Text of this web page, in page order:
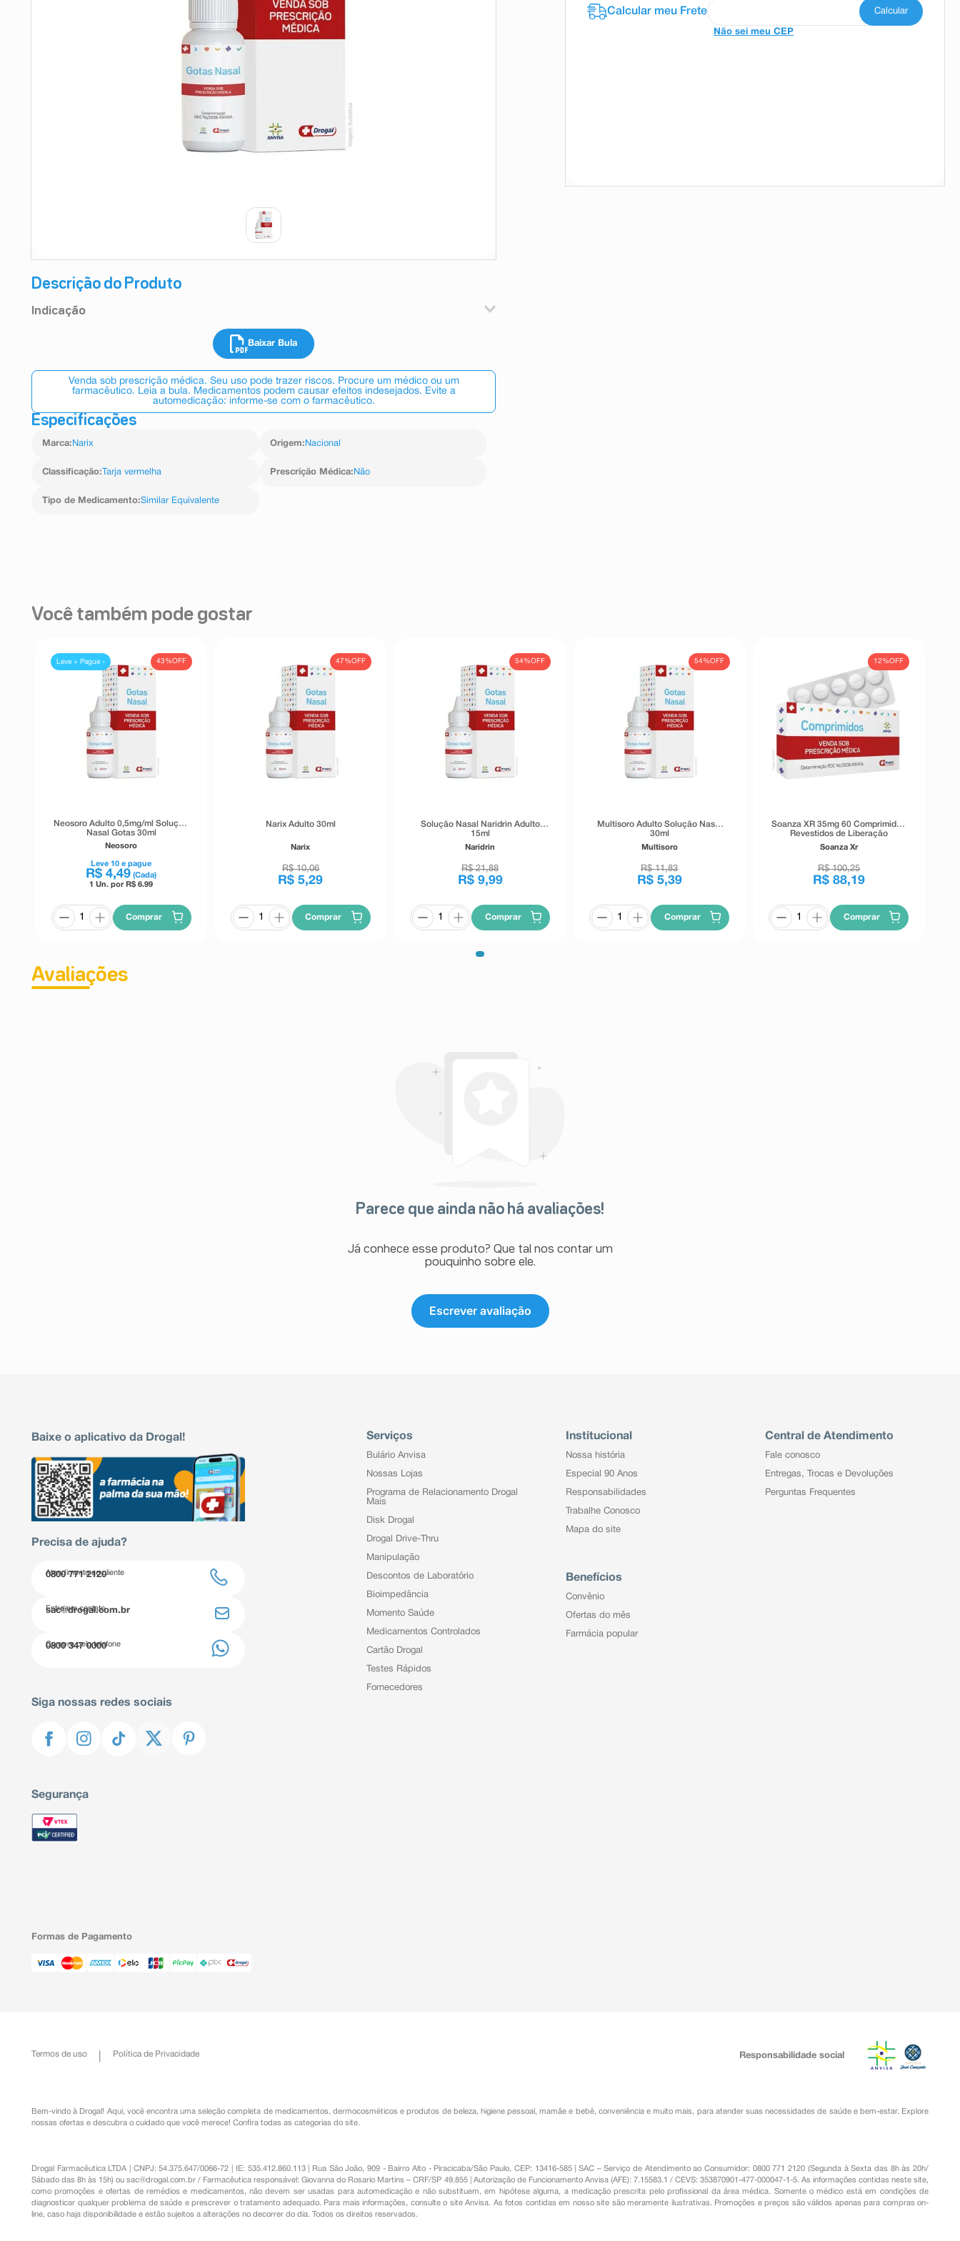
Descrição do Produto
Indicação
O Narix de uso adulto apresenta como princípio ativo cloridrato de nafazolina o qual é um
descongestionante nasal de uso local (mucosa do nariz), com um rápido início de ação
vasoconstritora (aproximadamente 10 minutos) e com efeito prolongado (entre 2 a 6
horas).
Baixar Bula
Venda sob prescrição médica. Seu uso pode trazer riscos. Procure um médico ou um
farmacêutico. Leia a bula. Medicamentos podem causar efeitos indesejados. Evite a
automedicação: informe-se com o farmacêutico.
Especificações
Marca: Narix Origem: Nacional
Classificação: Tarja vermelha Prescrição Médica: Não
Tipo de Medicamento:Similar Equivalente
Não sei meu CEP
Você também pode gostar
43%OFF
Leve + Pague -
Neosoro Adulto 0,5mg/ml Solução
Nasal Gotas 30ml
Neosoro
Leve10 e pague
R$ 4,49 (Cada)
1 Un. por R$6.99
Comprar
47%OFF
Narix Adulto 30ml
Narix
R$ 10,06
R$ 5,29
Comprar
54%OFF
Solução Nasal Naridrin Adulto
15ml
Naridrin
R$ 21,88
R$ 9,99
Comprar
54%OFF
Multisoro Adulto Solução Nasal
30ml
Multisoro
R$ 11,83
R$ 5,39
Comprar
12%OFF
Soanza XR 35mg 60 Comprimidos
Revestidos de Liberação
Prolongada
Soanza Xr
R$ 100,25
R$ 88,19
Comprar
Avaliações
Parece que ainda não há avaliações!
Já conhece esse produto? Que tal nos contar um
pouquinho sobre ele.
Escrever avaliação
Baixe o aplicativo da Drogal!
Precisa de ajuda?
Atendimento ao cliente
0800 771 2120
Entre em contato
sac@drogal.com.br
Compre pelo telefone
0800 347 0000
Siga nossas redes sociais
Segurança
Serviços
Bulário Anvisa
Nossas Lojas
Programa de Relacionamento Drogal
Mais
Disk Drogal
Drogal Drive-Thru
Manipulação
Descontos de Laboratório
Bioimpedância
Momento Saúde
Medicamentos Controlados
Cartão Drogal
Testes Rápidos
Fornecedores
Institucional
Nossa história
Especial 90 Anos
Responsabilidades
Trabalhe Conosco
Mapa do site
Benefícios
Convênio
Ofertas do mês
Farmácia popular
Central de Atendimento
Fale conosco
Entregas, Trocas e Devoluções
Perguntas Frequentes
Formas de Pagamento
Termos de uso Política de Privacidade Responsabilidade social
Bem-vindo à Drogal! Aqui, você encontra uma seleção completa de medicamentos ,dermocosméticos e produtos de beleza, higiene pessoal ,mamãe e bebê, conveniênciae muito mais, para atender suas necessidades de saúde e bem-estar. Explore
nossas ofertas e descubra o cuidado que você merece! Confira todas as categorias do site.
Drogal Farmacêutica LTDA | CNPJ: 54.375.647/0066-72 | IE: 535.412.860.113 | Rua São João, 909 - Bairro Alto - Piracicaba/São Paulo, CEP: 13416-585 | SAC – Serviço de Atendimento ao Consumidor: 0800 771 2120 (Segunda à Sexta das 8h às 20h/
Sábado das 8h às 15h) ousac@drogal.com.br / Farmacêutica responsável: Giovanna do Rosario Martins – CRF/SP 49.855 | Autorização de Funcionamento Anvisa (AFE): 7.15583.1 / CEVS: 353870901-477-000047-1-5. As informações contidas neste site,
como promoções e ofertas de remédios e medicamentos, não devem ser usadas para automedicação e não substituem, em hipótese alguma, a medicação prescrita pelo profissional da área médica. Somente o médico está em condições de
diagnosticar qualquer problema de saúde e prescrever o tratamento adequado. Para mais informações, consulte o site Anvisa. As fotos contidas em nosso site são meramente ilustrativas. Promoções e preços são válidos apenas para compras on-
line, caso haja disponibilidade e estão sujeitos a alterações no decorrer do dia. Todos os direitos reservados.
9º esmalte
10ºabsorvente